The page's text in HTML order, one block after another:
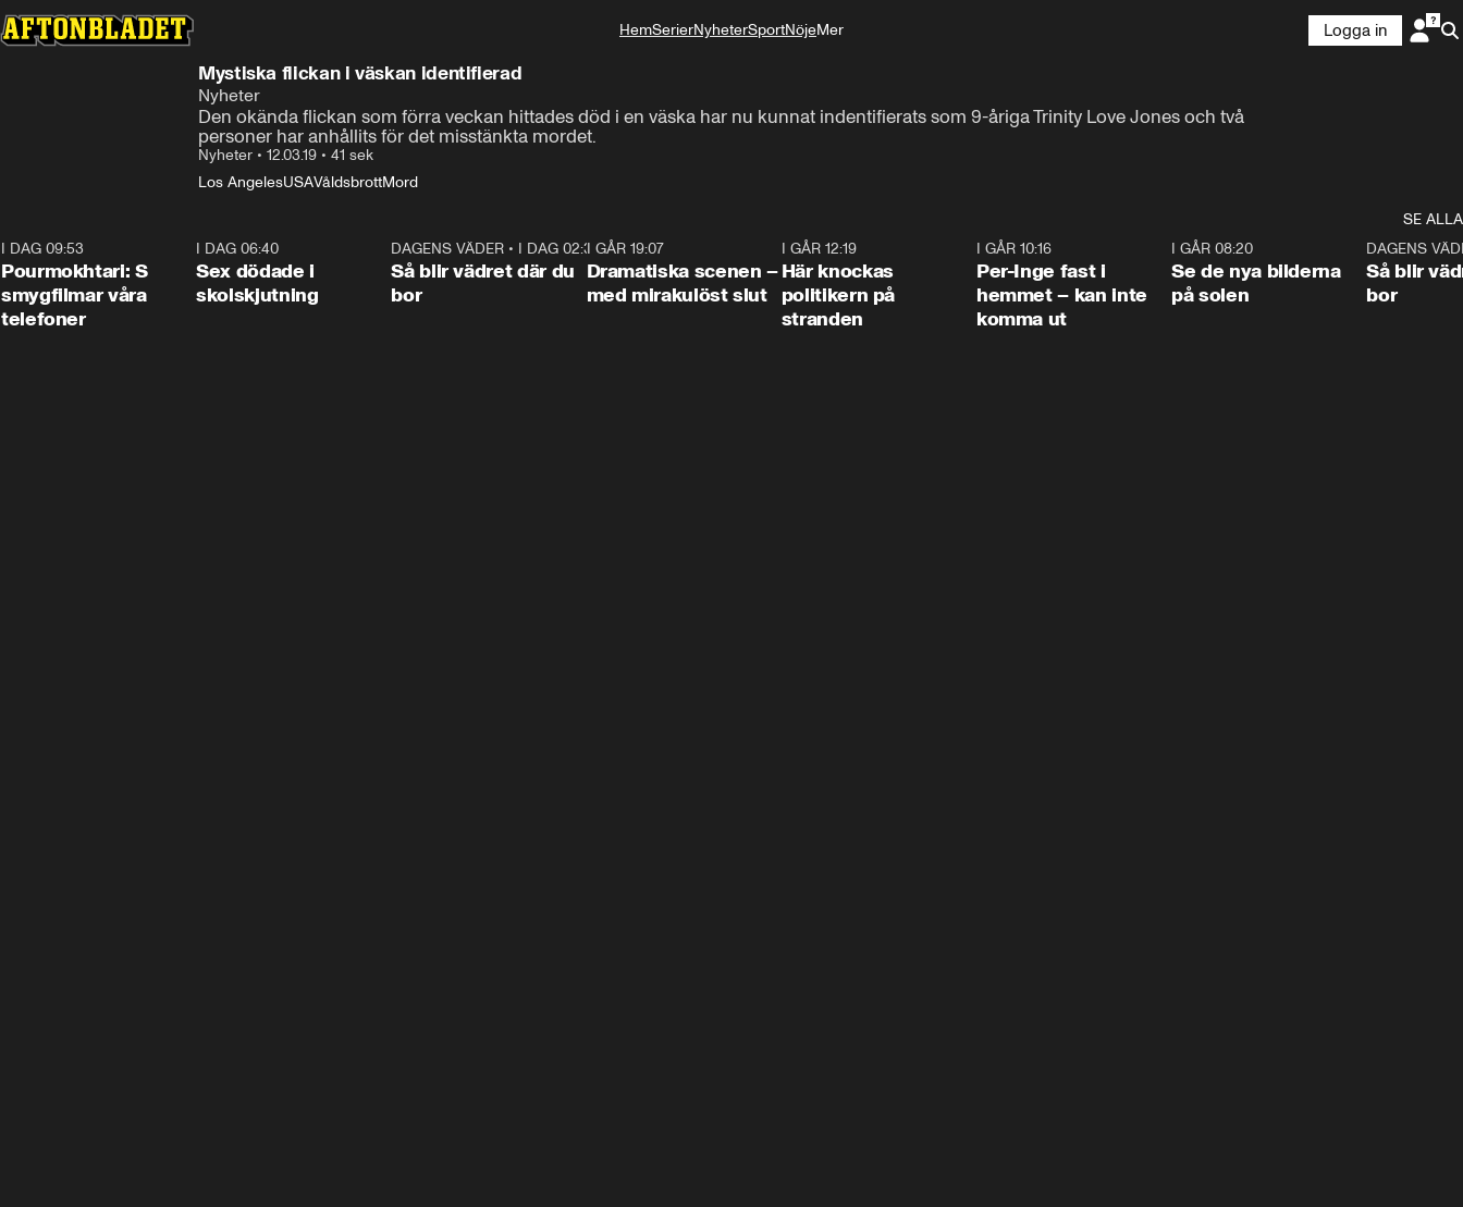
HemSerierNyheterSportNöjeMer
Logga in
Mystiska flickan i väskan identifierad
Nyheter
Den okända flickan som förra veckan hittades död i en väska har nu kunnat indentifierats som 9-åriga Trinity Love Jones och två
personer har anhållits för det misstänkta mordet.
Nyheter • 12.03.19 • 41 sek
Los AngelesUSAVåldsbrottMord
SE ALLA
I DAG 09:53
Pourmokhtari: S
smygfilmar våra
telefoner
I DAG 06:40
Sex dödade i
skolskjutning
1:06
DAGENS VÄDER • I DAG 02:30
Så blir vädret där du
bor
I GÅR 19:07
Dramatiska scenen –
med mirakulöst slut
I GÅR 12:19
Här knockas
politikern på
stranden
I GÅR 10:16
Per-Inge fast i
hemmet – kan inte
komma ut
I GÅR 08:20
Se de nya bilderna
på solen
DAGENS
Så blir
bor